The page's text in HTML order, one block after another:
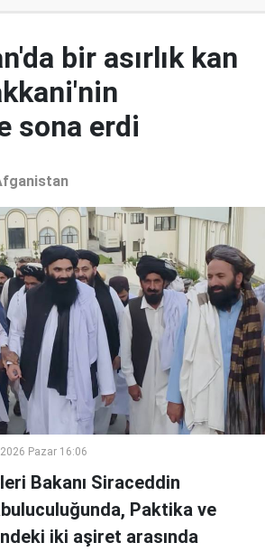
bir asırlık kan
sona erdi
Pazar 16:06
Bakanı Siraceddin
Paktika ve
iki aşiret arasında